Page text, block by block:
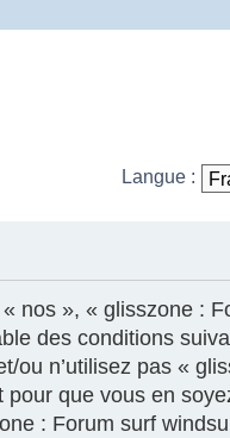
Langue :
nos », « glisszone :
des conditions
ou n’utilisez pas «
que vous en
: Forum surf